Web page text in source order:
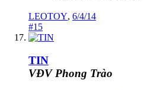
LEOTOY, 6/4/14
#15
TIN
VĐV Phong Trào